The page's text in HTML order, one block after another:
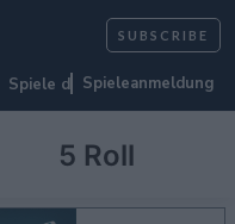
Spieleanmeldung
Puzzlen Casino Arkade
SUBSCRIBE
5 Roll